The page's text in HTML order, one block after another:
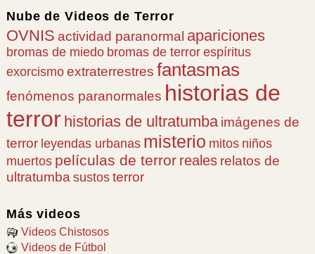
Nube deVideos de Terror
OVNIS actividad paranormal apariciones
bromas de miedo bromas de terror espíritus
exorcismo extraterrestres fantasmas
fenómenos paranormales historias de
terror historias de ultratumba imágenes de
terror leyendas urbanas misterio mitos niños
muertos películas de terror reales relatos de
ultratumba sustos terror
Más videos
Videos Chistosos
Videos de Fútbol